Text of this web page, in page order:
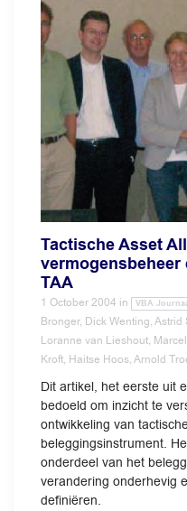
Tactische Asset
TAA
1 October 2004 in VBA
Bronger, Dick Wenting,
Loranne van Lieshout,
Kroft, Haitse Hoos, Arnold
Dit artikel, het eerste uit
bedoeld om inzicht te
ontwikkeling van
beleggingsinstrument.
onderdeel van het
verandering onderhevig
definiëren.